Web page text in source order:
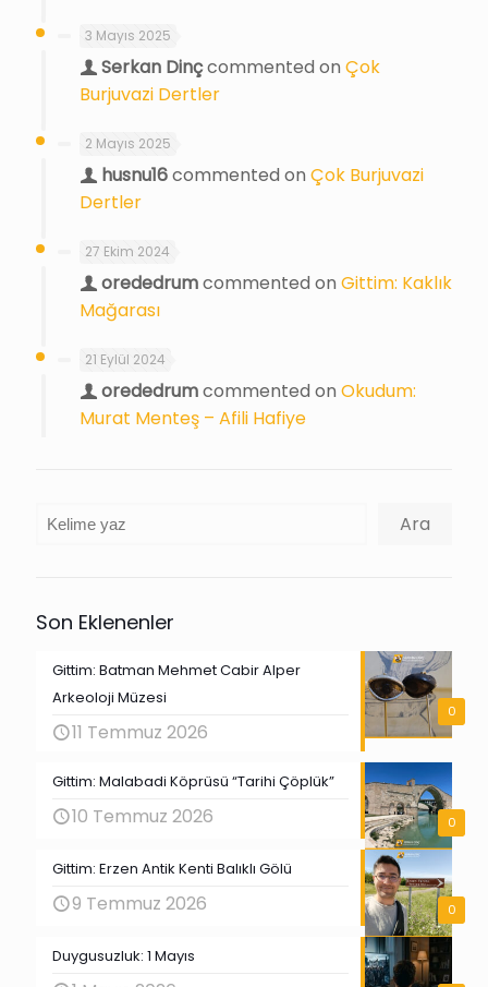
3 Mayıs 2025
Serkan Dinçcommented on Çok
Burjuvazi Dertler
2 Mayıs 2025
husnu16commented on Çok Burjuvazi
Dertler
27 Ekim 2024
orededrumcommented on Gittim: Kaklık
Mağarası
21 Eylül 2024
orededrumcommented on Okudum:
Murat Menteş – Afili Hafiye
Ara Ara
Son Eklenenler
0
Gittim: Batman Mehmet Cabir Alper
Arkeoloji Müzesi
11 Temmuz 2026
0
Gittim: Malabadi Köprüsü “Tarihi Çöplük”
10 Temmuz 2026
0
Gittim: Erzen Antik Kenti Balıklı Gölü
9 Temmuz 2026
Duygusuzluk: 1 Mayıs